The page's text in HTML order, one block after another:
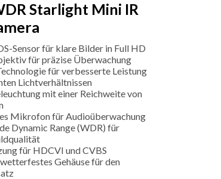
Starlight Mini IR
Sensor für klare Bilder in Full HD
für präzise Überwachung
für verbesserte Leistung
Lichtverhältnissen
mit einer Reichweite von
Mikrofon für Audioüberwachung
Dynamic Range (WDR) für
für HDCVI und CVBS
Gehäuse für den